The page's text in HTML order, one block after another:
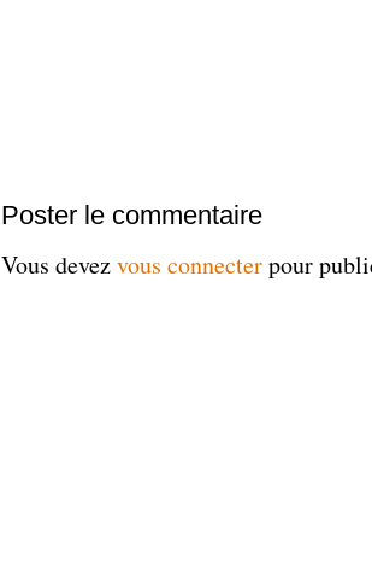
Poster le commentaire
Vous devezvous connecterpour